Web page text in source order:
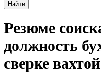
Найти
Резюме
должность
сверке